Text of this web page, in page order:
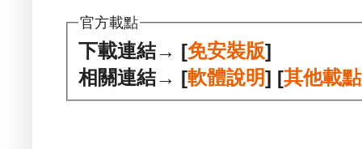
官方載點
下載連結→ [免安裝版]
相關連結→ [軟體說明] [其他載